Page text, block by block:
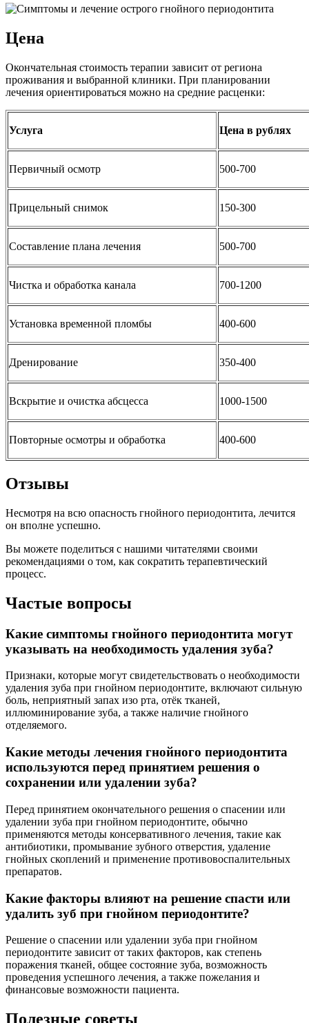
Цена
Окончательная стоимость терапии зависит от региона
проживания и выбранной клиники. При планировании
лечения ориентироваться можно на средние расценки:
Услуга Цена в рублях
Первичный осмотр 500-700
Прицельный снимок 150-300
Составление плана лечения 500-700
Чистка и обработка канала 700-1200
Установка временной пломбы 400-600
Дренирование 350-400
Вскрытие и очистка абсцесса 1000-1500
Повторные осмотры и обработка 400-600
Отзывы
Несмотря на всю опасность гнойного периодонтита, лечится
он вполне успешно.
Вы можете поделиться с нашими читателями своими
рекомендациями о том, как сократить терапевтический
процесс.
Частые вопросы
Какие симптомы гнойного периодонтита могут
указывать на необходимость удаления зуба?
Признаки, которые могут свидетельствовать о необходимости
удаления зуба при гнойном периодонтите, включают сильную
боль, неприятный запах изо рта, отёк тканей,
иллюминирование зуба, а также наличие гнойного
отделяемого.
Какие методы лечения гнойного периодонтита
используются перед принятием решения о
сохранении или удалении зуба?
Перед принятием окончательного решения о спасении или
удалении зуба при гнойном периодонтите, обычно
применяются методы консервативного лечения, такие как
антибиотики, промывание зубного отверстия, удаление
гнойных скоплений и применение противовоспалительных
препаратов.
Какие факторы влияют на решение спасти или
удалить зуб при гнойном периодонтите?
Решение о спасении или удалении зуба при гнойном
периодонтите зависит от таких факторов, как степень
поражения тканей, общее состояние зуба, возможность
проведения успешного лечения, а также пожелания и
финансовые возможности пациента.
Полезные советы